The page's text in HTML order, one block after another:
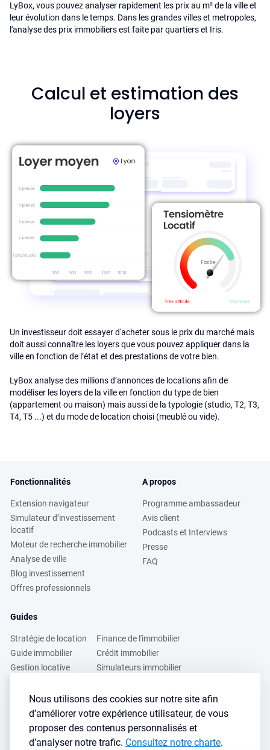
Nous utilisons des cookies sur notre site afin
d’améliorer votre expérience utilisateur, de vous
proposer des contenus personnalisés et
d’analyser notre trafic. Consultez notre charte.
LyBox, vous pouvez analyser rapidement les prix au m² de la ville et
leur évolution dans le temps. Dans les grandes villes et metropoles,
l'analyse des prix immobiliers est faite par quartiers et Iris.
Calcul et estimation des
loyers
Un investisseur doit essayer d'acheter sous le prix du marché mais
doit aussi connaître les loyers que vous pouvez appliquer dans la
ville en fonction de l’état et des prestations de votre bien.
LyBox analyse des millions d’annonces de locations afin de
modéliser les loyers de la ville en fonction du type de bien
(appartement ou maison) mais aussi de la typologie (studio, T2, T3,
T4, T5 ...) et du mode de location choisi (meublé ou vide).
Fonctionnalités
Extension navigateur
Simulateur d’investissement
locatif
Moteur de recherche immobilier
Analyse de ville
Blog investissement
Offres professionnels
A propos
Programme ambassadeur
Avis client
Podcasts et Interviews
Presse
FAQ
Guides
Stratégie de location
Guide immobilier
Gestion locative
Finance de l'immobilier
Crédit immobilier
Simulateurs immobilier
Vous voulez apprendre à investir dans l’immobilier ?
Inscrivez vous à notre newsletter gratuite :